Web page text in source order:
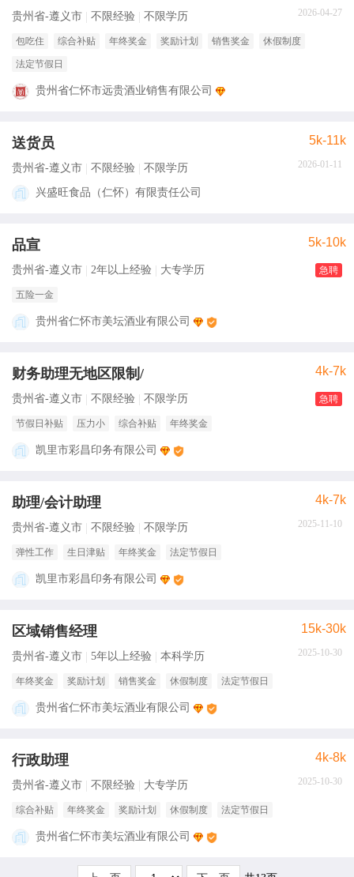
2026-04-27
贵州省-遵义市 不限经验 不限学历
包吃住 综合补贴 年终奖金 奖励计划 销售奖金 休假制度
法定节假日
贵州省仁怀市远贵酒业销售有限公司
送货员 5k-11k
2026-01-11
贵州省-遵义市 不限经验 不限学历
兴盛旺食品（仁怀）有限责任公司
品宣 5k-10k
贵州省-遵义市 2年以上经验 大专学历 急聘
五险一金
贵州省仁怀市美坛酒业有限公司
财务助理无地区限制/ 4k-7k
贵州省-遵义市 不限经验 不限学历 急聘
节假日补贴 压力小 综合补贴 年终奖金
凯里市彩昌印务有限公司
助理/会计助理 4k-7k
2025-11-10
贵州省-遵义市 不限经验 不限学历
弹性工作 生日津贴 年终奖金 法定节假日
凯里市彩昌印务有限公司
区域销售经理 15k-30k
2025-10-30
贵州省-遵义市 5年以上经验 本科学历
年终奖金 奖励计划 销售奖金 休假制度 法定节假日
贵州省仁怀市美坛酒业有限公司
行政助理 4k-8k
2025-10-30
贵州省-遵义市 不限经验 大专学历
综合补贴 年终奖金 奖励计划 休假制度 法定节假日
贵州省仁怀市美坛酒业有限公司